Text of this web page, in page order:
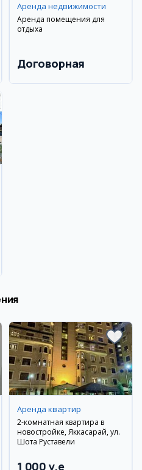
Аренда недвижимости
Аренда помещения для
отдыха
Договорная
Аренда квартир
2-комнатная квартира в
новостройке, Яккасарай, ул.
Шота Руставели
1 000 y.e